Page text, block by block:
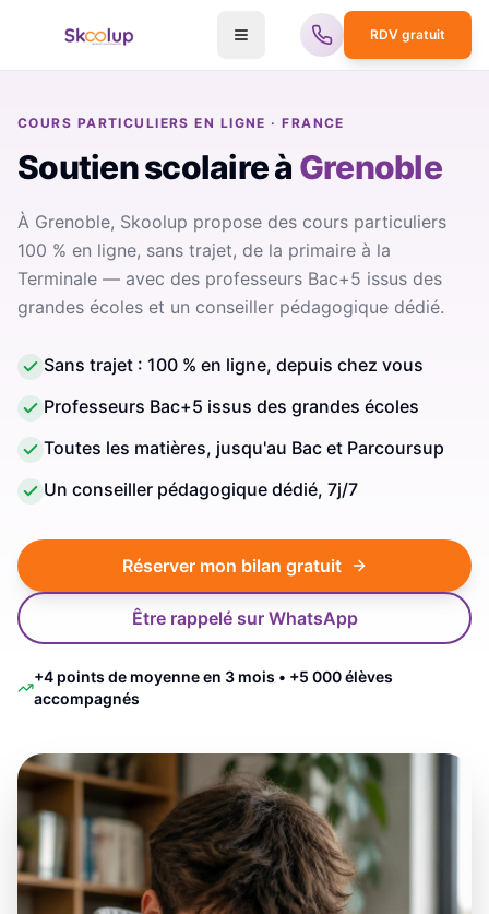
RDV gratuit
COURS PARTICULIERS EN LIGNE · FRANCE
Soutien scolaireà Grenoble
À Grenoble, Skoolup propose des cours particuliers
100 % en ligne, sans trajet, de la primaire à la
Terminale — avec des professeurs Bac+5 issus des
grandes écoles et un conseiller pédagogique dédié.
Sans trajet : 100 % en ligne, depuis chez vous
Professeurs Bac+5 issus des grandes écoles
Toutes les matières, jusqu'au Bac et Parcoursup
Un conseiller pédagogique dédié, 7j/7
Réserver mon bilan gratuit
Être rappelé sur WhatsApp
+4 points de moyenne en 3 mois • +5 000 élèves
accompagnés